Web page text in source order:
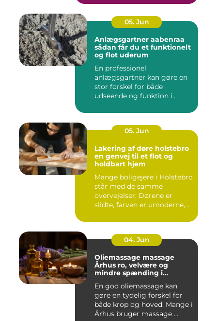
05. Jun
Anlægsgartner aabenraa
sådan får du et funktionelt
og flot uderum
En professionel
anlægsgartner kan gøre en
stor forskel for både
udseende og funktion i
05. Jun
Lakering af døre holstebro
en genvej til et flot og
holdbart hjem
Mange boligejere i Holstebro
står med de samme
overvejelser: Dørene er
slidte, farven er umoderne,
04. Jun
Oliemassage massage
Århus ro, velvære og
mindre spænding i
En god oliemassage kan
gøre en tydelig forskel for
både krop og hoved. Mange i
Århus bruger massage ...